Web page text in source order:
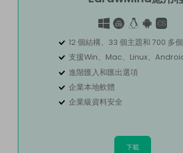
12 個結構、33 個主題和 700 多
支援Win、Mac、Linux、
進階匯入和匯出選項
企業本地軟體
企業級資料安全
下載